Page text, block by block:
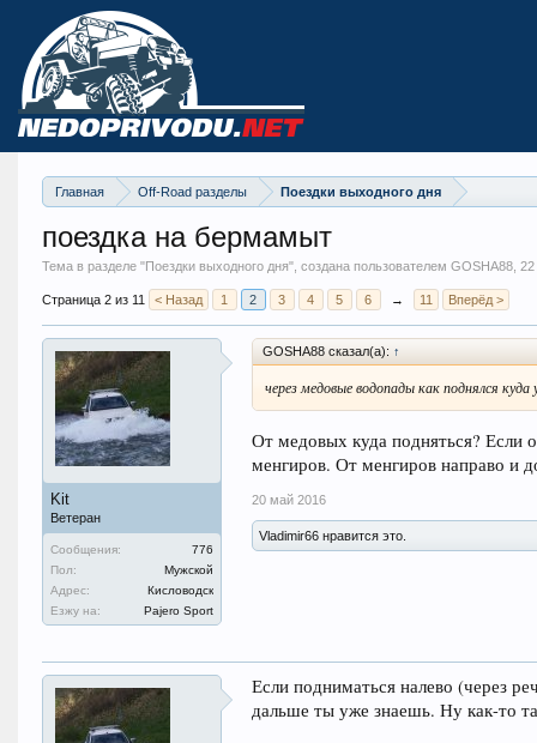
Главная Off-Road разделы Поездки выходного дня
поездка на бермамыт
Тема в разделе "Поездки выходного дня", создана пользователем GOSHA88, 22
Страница 2 из 11 < Назад 1 2 3 4 5 6 → 11 Вперёд >
Kit
Ветеран
Сообщения:
776
Пол:
Мужской
Адрес:
Кисловодск
Езжу на:
Pajero Sport
GOSHA88 сказал(а): ↑
через медовые водопады как поднялся куда
От медовых куда подняться? Если
менгиров. От менгиров направо и
20 май 2016
Vladimir66 нравится это.
Если подниматься налево (через
дальше ты уже знаешь. Ну как-то